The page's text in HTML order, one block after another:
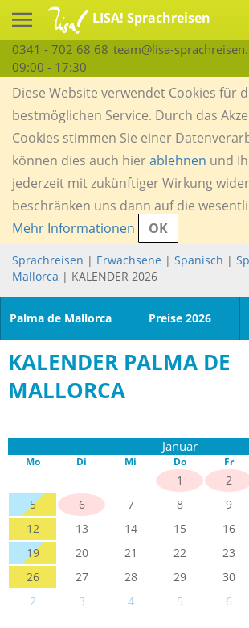
LISA! Sprachreisen
0341 - 702 68 68 team@lisa-
09:00 - 17:30
Diese Website verwendet Cookies für
bestmöglichen Service. Durch das
Cookies stimmen Sie einer
können dies auch hierablehnen und
jederzeit mit zukünftiger Wirkung
beschränken uns dann auf die
Mehr Informationen
OK
Sprachreisen | Erwachsene | Spanisch |
Mallorca | KALENDER 2026
Palma de Mallorca Preise 2026
KALENDER PALMA DE
MALLORCA
Januar
Mo Di Mi Do Fr
1 2
5
6 7 8 9
12
13 14 15 16
19
20 21 22 23
26
27 28 29 30
2
3 4 5 6